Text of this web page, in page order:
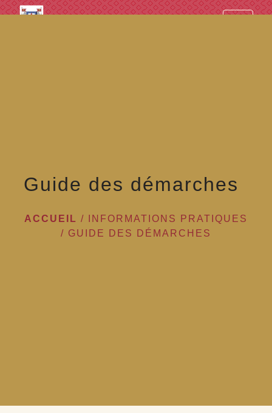
googled7e4d5fb082cc1df.html
Guide des démarches
ACCUEIL /
INFORMATIONS PRATIQUES
/ GUIDE DES DÉMARCHES